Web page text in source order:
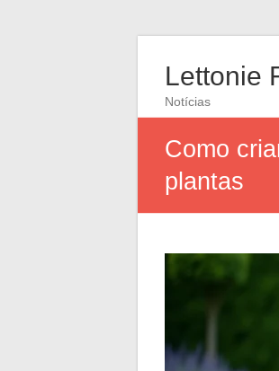
Lettonie
Notícias
Como
plantas